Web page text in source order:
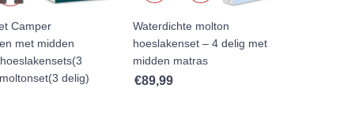
Camper
met midden
delig)
Waterdichte molton
hoeslakenset – 4 delig met
midden matras
€89,99